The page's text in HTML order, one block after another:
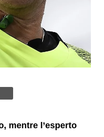
mentre l’esperto